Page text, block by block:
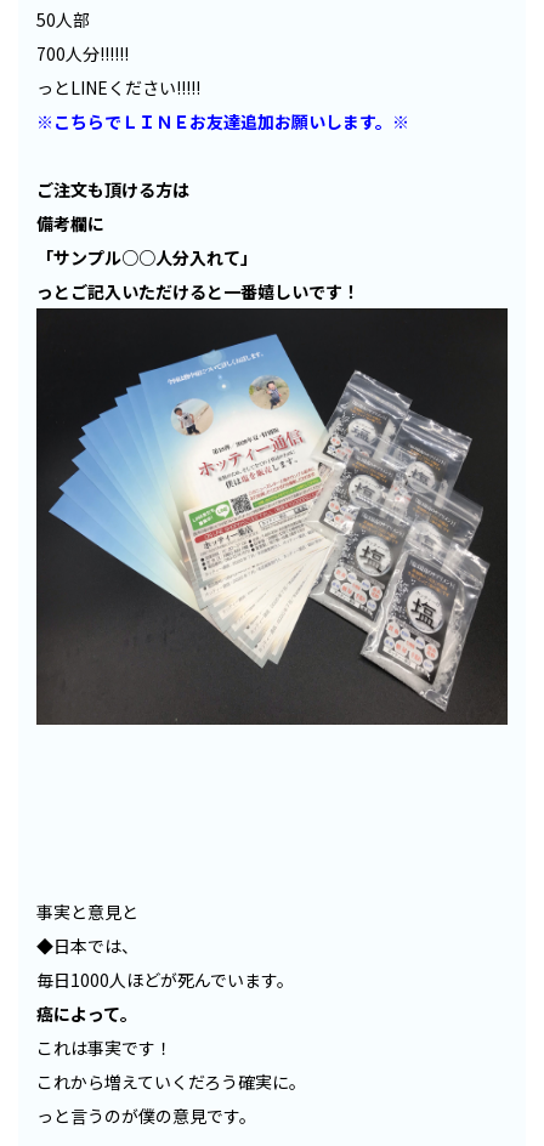
50人部
700人分!!!!!!
っとLINEください!!!!!
※こちらでＬＩＮＥお友達追加お願いします。※
ご注文も頂ける方は
備考欄に
「サンプル○○人分入れて」
っとご記入いただけると一番嬉しいです！
事実と意見と
◆日本では、
毎日1000人ほどが死んでいます。
癌によって。
これは事実です！
これから増えていくだろう確実に。
っと言うのが僕の意見です。